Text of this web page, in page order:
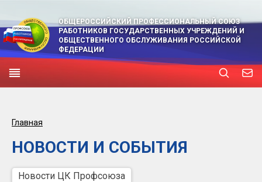
ОБЩЕРОССИЙСКИЙ ПРОФЕССИОНАЛЬНЫЙ СОЮЗ
РАБОТНИКОВ ГОСУДАРСТВЕННЫХ УЧРЕЖДЕНИЙ И
ОБЩЕСТВЕННОГО ОБСЛУЖИВАНИЯ РОССИЙСКОЙ
ФЕДЕРАЦИИ
Главная
НОВОСТИ И СОБЫТИЯ
Новости ЦК Профсоюза